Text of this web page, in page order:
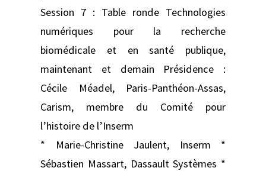
Session 7 : Table ronde Technologies
numériques pour la recherche
biomédicale et en santé publique,
maintenant et demain Présidence :
Cécile Méadel, Paris-Panthéon-Assas,
Carism, membre du Comité pour
l’histoire de l’Inserm
* Marie-Christine Jaulent, Inserm *
Sébastien Massart, Dassault Systèmes *